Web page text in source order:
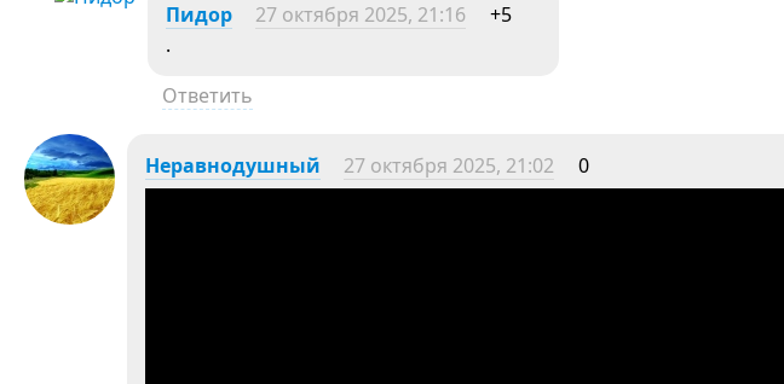
Пидор 27 октября 2025, 21:16
+5
.
Ответить
Неравнодушный 27 октября 2025, 21:02 0